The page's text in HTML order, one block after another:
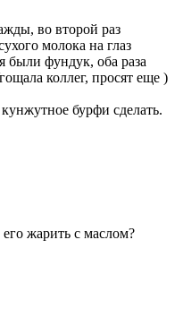
во второй раз
молока на глаз
были фундук, оба раза
коллег, просят еще )
бурфи сделать.
жарить с маслом?